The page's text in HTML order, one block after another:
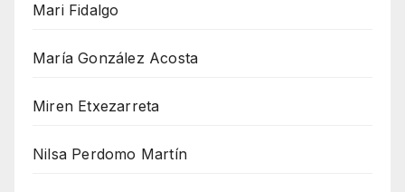
Mari Fidalgo
María González Acosta
Miren Etxezarreta
Nilsa Perdomo Martín